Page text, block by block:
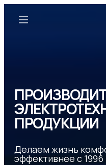
ПРОДУКЦИИ
Делаем жизнь
эффективнее с 1996